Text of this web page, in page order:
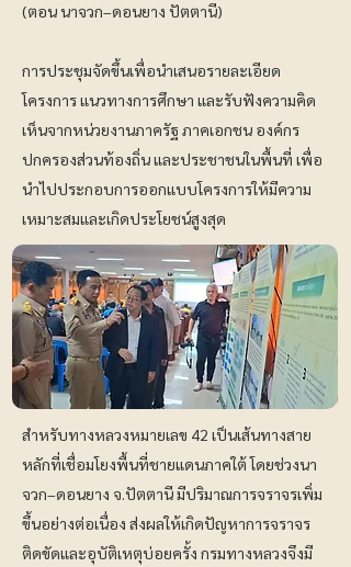
(ตอน​ นาจวก–ดอนยาง​ ปัตตานี)​
การประชุมจัดขึ้นเพื่อนำเสนอรายละเอียด
โครงการ แนวทางการศึกษา และรับฟังความคิด
เห็นจากหน่วยงานภาครัฐ ภาคเอกชน องค์กร
ปกครองส่วนท้องถิ่น และประชาชนในพื้นที่ เพื่อ
นำไปประกอบการออกแบบโครงการให้มีความ
เหมาะสมและเกิดประโยชน์สูงสุด
สำหรับทางหลวงหมายเลข 42 เป็นเส้นทางสาย
หลักที่เชื่อมโยงพื้นที่ชายแดนภาคใต้ โดยช่วงนา
จวก–ดอนยาง จ.ปัตตานี​ มีปริมาณการจราจรเพิ่ม
ขึ้นอย่างต่อเนื่อง ส่งผลให้เกิดปัญหาการจราจร
ติดขัดและอุบัติเหตุบ่อยครั้ง กรมทางหลวงจึงมี